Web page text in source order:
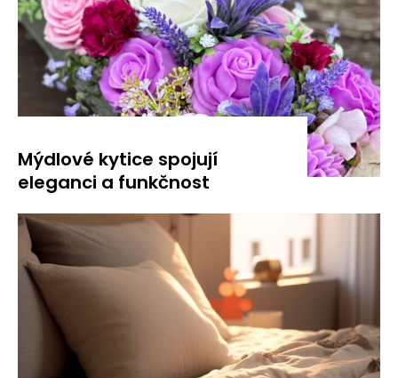
Mýdlové kytice spojují
eleganci a funkčnost